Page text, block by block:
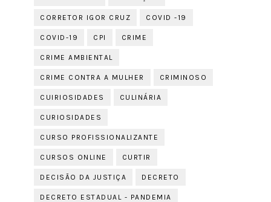
CORRETOR IGOR CRUZ COVID -19
COVID-19 CPI CRIME
CRIME AMBIENTAL
CRIME CONTRA A MULHER CRIMINOSO
CUIRIOSIDADES CULINÁRIA
CURIOSIDADES
CURSO PROFISSIONALIZANTE
CURSOS ONLINE CURTIR
DECISÃO DA JUSTIÇA DECRETO
DECRETO ESTADUAL - PANDEMIA